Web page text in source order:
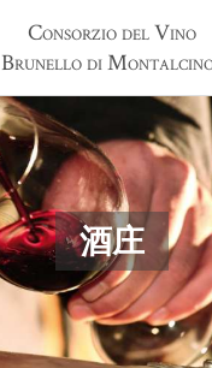
Consorzio del Vino
Brunello di
酒庄